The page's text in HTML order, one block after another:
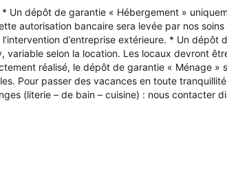
Un dépôt de garantie « Hébergement »
autorisation bancaire sera levée par nos
d’entreprise extérieure. * Un
selon la location. Les locaux devront
réalisé, le dépôt de garantie « Ménage
Pour passer des vacances en toute
(literie – de bain – cuisine) : nous contacter